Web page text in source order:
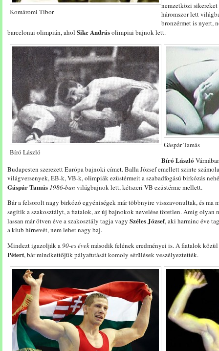
Komáromi Tibor
nemzetközi
háromszor lett
bronzérmet is nyert,
barcelonai olimpián, ahol Sike Andrásolimpiai bajnok lett.
Bíró László
Gáspár Tamás
Bíró László
Budapesten szerezett Európa bajnoki címet. Balla József emellett szinte
világversenyek, EB-k, VB-k, olimpiák ezüstérmeit a szabadfogású birkózás
Gáspár Tamás 1986-ban világbajnok lett, kétszeri VB ezüstérme mellett.
Bár a felsorolt nagy birkózó egyéniségek már többnyire visszavonultak, és ma
segítik a szakosztályt, a fiatalok, az új bajnokok nevelése töretlen. Amíg olyan
lassan már ötven éve a szakosztály tagja vagy Széles József, aki harminc éve
a klub hírnevét, nem lehet nagy baj.
Mindezt igazolják a90-es évekmásodik felének eredményei is. A fiatalok
Pétert, bár mindkettőjük pályafutását komoly sérülések veszélyeztették.